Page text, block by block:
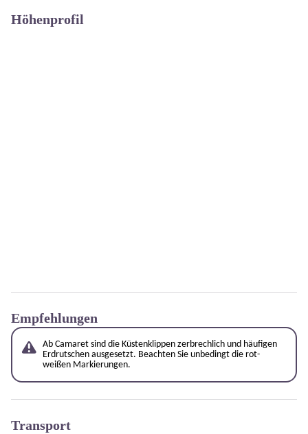
Höhenprofil
Empfehlungen
Ab Camaret sind die Küstenklippen zerbrechlich und häufigen
Erdrutschen ausgesetzt. Beachten Sie unbedingt die rot-
weißen Markierungen.
Transport